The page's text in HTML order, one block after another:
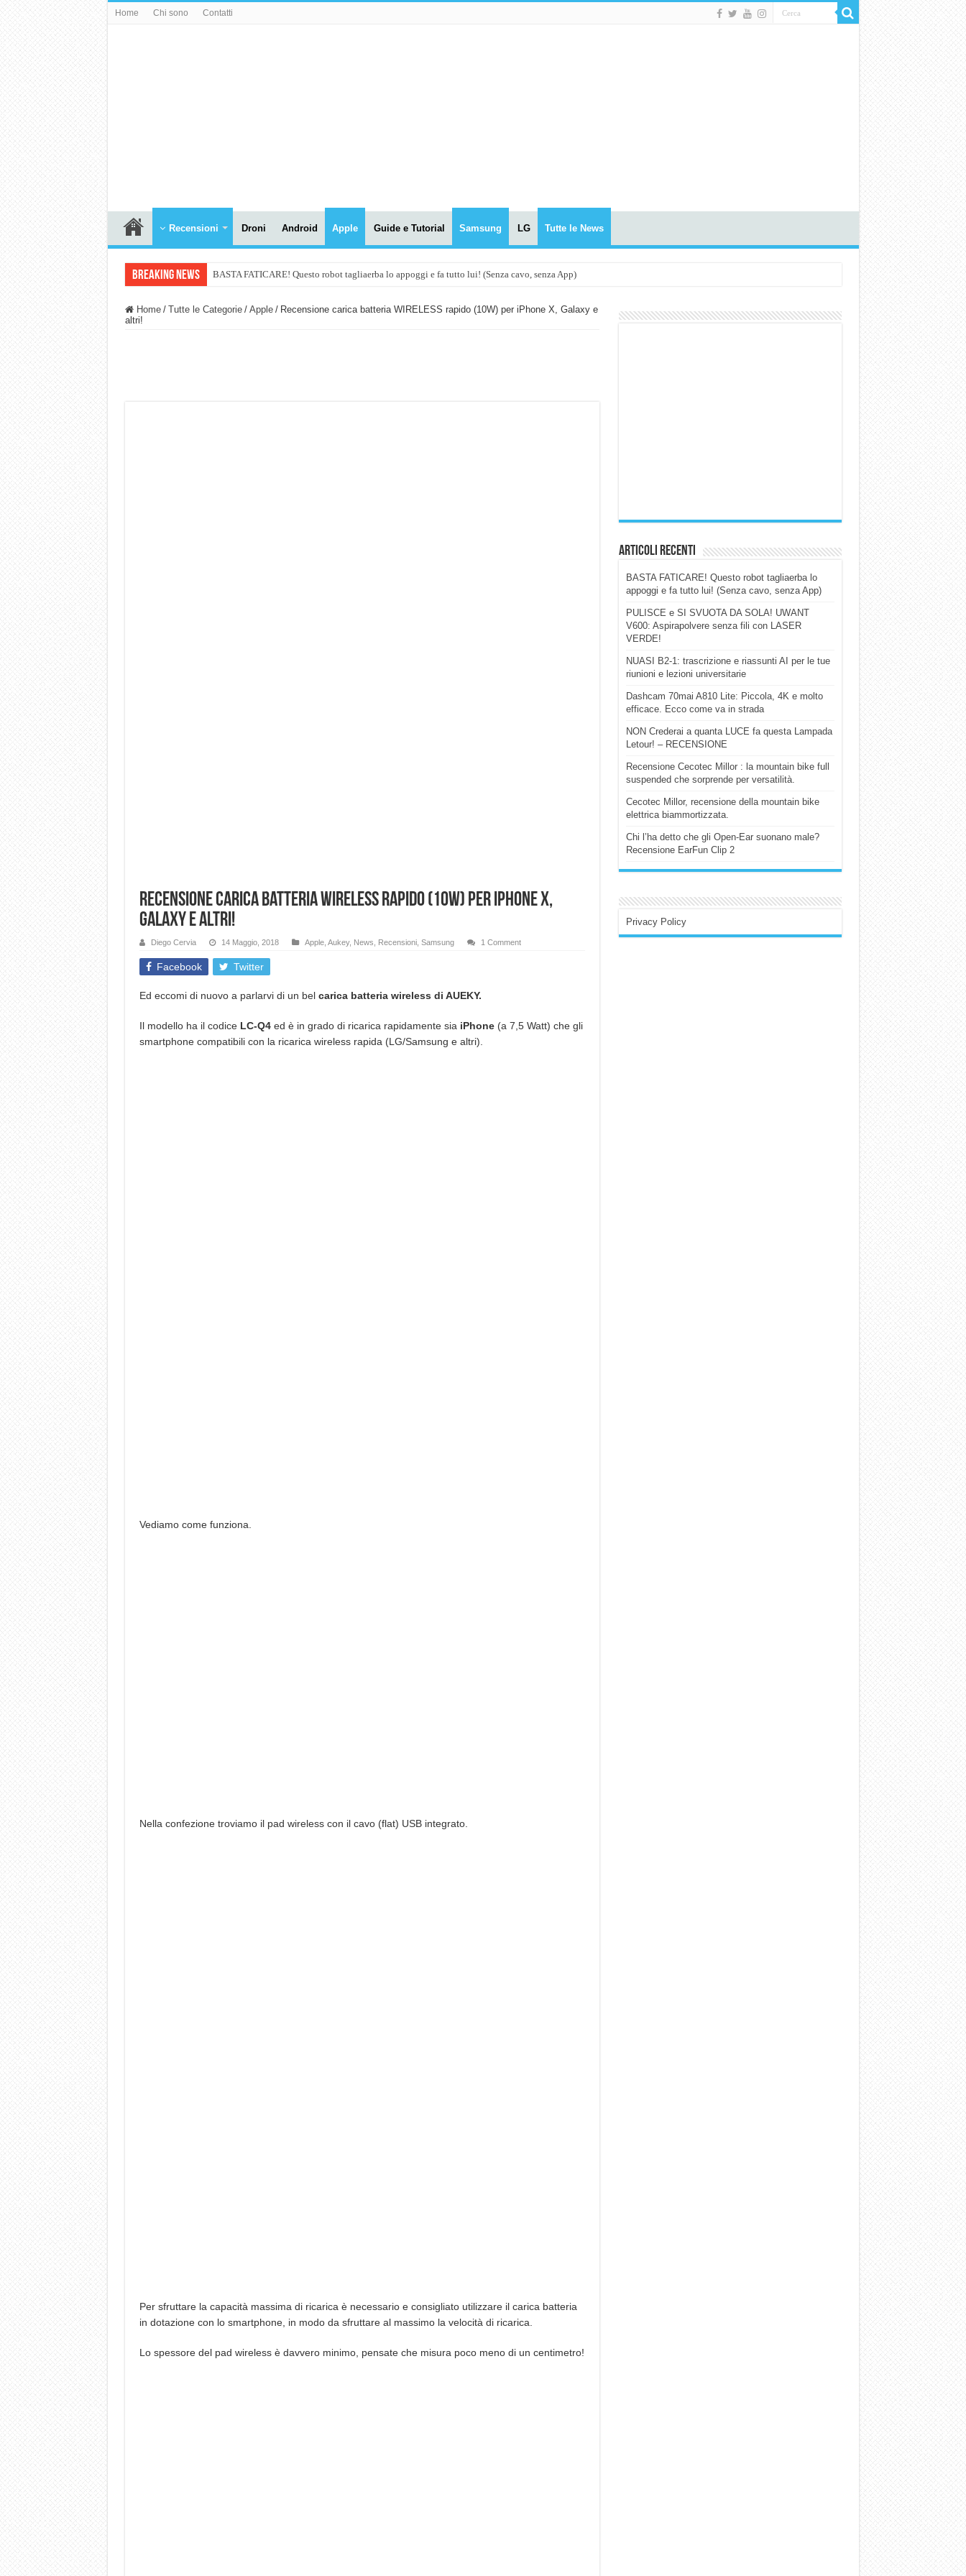
Home Chi sono Contatti
Recensioni Droni Android Apple Guide e Tutorial Samsung LG Tutte le News
Breaking News BASTA FATICARE! Questo robot tagliaerba lo appoggi e fa tutto lui! (Senza cavo, senza App)
Home / Tutte le Categorie / Apple / Recensione carica batteria WIRELESS rapido (10W) per iPhone X, Galaxy e
altri!
Recensione carica batteria WIRELESS rapido (10W) per iPhone X,
Galaxy e altri!
Diego Cervia 14 Maggio, 2018 Apple, Aukey, News Recensioni, Samsung 1 Comment
Facebook Twitter
Ed eccomi di nuovo a parlarvi di un bel carica batteria wireless di AUEKY.
Il modello ha il codice LC-Q4ed è in grado di ricarica rapidamente sia iPhone(a 7,5 Watt) che gli
smartphone compatibili con la ricarica wireless rapida (LG/Samsung e altri).
Vediamo come funziona.
Nella confezione troviamo il pad wireless con il cavo (flat) USB integrato.
Per sfruttare la capacità massima di ricarica è necessario e consigliato utilizzare il carica batteria
in dotazione con lo smartphone, in modo da sfruttare al massimo la velocità di ricarica.
Lo spessore del pad wireless è davvero minimo, pensate che misura poco meno di un centimetro!
Articoli Recenti
BASTA FATICARE! Questo robot tagliaerba lo
appoggi e fa tutto lui! (Senza cavo, senza App)
PULISCE e SI SVUOTA DA SOLA! UWANT
V600: Aspirapolvere senza fili con LASER
VERDE!
NUASI B2-1: trascrizione e riassunti AI per le tue
riunioni e lezioni universitarie
Dashcam 70mai A810 Lite: Piccola, 4K e molto
efficace. Ecco come va in strada
NON Crederai a quanta LUCE fa questa Lampada
Letour! – RECENSIONE
Recensione Cecotec Millor : la mountain bike full
suspended che sorprende per versatilità.
Cecotec Millor, recensione della mountain bike
elettrica biammortizzata.
Chi l’ha detto che gli Open-Ear suonano male?
Recensione EarFun Clip 2
Privacy Policy